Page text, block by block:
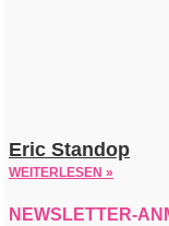
Eric Standop
WEITERLESEN »
NEWSLETTER-